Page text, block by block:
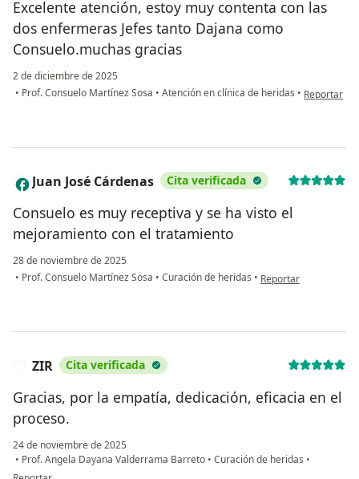
Excelente atención, estoy muy contenta con las
dos enfermeras Jefes tanto Dajana como
Consuelo.muchas gracias
2 de diciembre de 2025
• Prof. Consuelo Martínez Sosa • Atención en clínica de heridas • en opinión
Reportar
J Juan José Cárdenas Cita verificada
Consuelo es muy receptiva y se ha visto el
mejoramiento con el tratamiento
28 de noviembre de 2025
• Prof. Consuelo Martínez Sosa • Curación de heridas • en opinión del
Reportar
ZIR Cita verificada
Gracias, por la empatía, dedicación, eficacia en el
proceso.
24 de noviembre de 2025
• Prof. Angela Dayana Valderrama Barreto • Curación de heridas •
en opinión del usuario ZIR